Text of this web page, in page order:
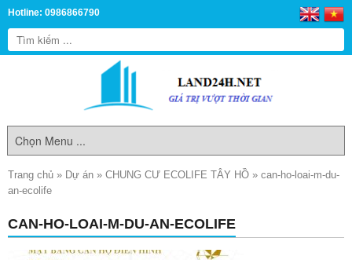
Hotline: 0986866790
Trang chủ » Dự án » CHUNG CƯ ECOLIFE TÂY HỒ » can-ho-loai-m-du-
an-ecolife
CAN-HO-LOAI-M-DU-AN-ECOLIFE